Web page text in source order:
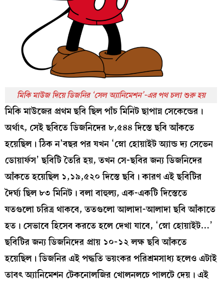
মিকি মাউজ দিয়ে ডিজনির ‘সেল অ্যানিমেশন’-এর পথ চলা শুরু হয়
মিকি মাউজের প্রথম ছবি ছিল পাঁচ মিনিট ছাপান্ন সেকেন্ডের।
অর্থাৎ, সেই ছবিতে ডিজনিদের ৮,৫৪৪ দিস্তে ছবি আঁকতে
হয়েছিল। ঠিক ন’বছর পর যখন ‘স্নো হোয়াইট অ্যান্ড দ্য সেভেন
ডোয়ার্ফস’ ছবিটি তৈরি হয়, তখন সে-ছবির জন্য ডিজনিদের
আঁকতে হয়েছিল ১,১৯,৫২০ দিস্তে ছবি। কারণ এই ছবিটির
দৈর্ঘ্য ছিল ৮৩ মিনিট। বলা বাহুল্য, এক-একটি দিস্তেতে
যতগুলো চরিত্র থাকবে, ততগুলো আলাদা-আলাদা ছবি আঁকাতে
হত। সেভাবে হিসেব করতে হলে দেখা যাবে, ‘স্নো হোয়াইট…’
ছবিটির জন্য ডিজনিদের প্রায় ১০-১২ লক্ষ ছবি আঁকতে
হয়েছিল। ডিজনির এই পদ্ধতি ভয়ংকর পরিশ্রমসাধ্য হলেও এটাই
তাবৎ অ্যানিমেশন টেকনোলজির খোলনলচে পালটে দেয়। এই